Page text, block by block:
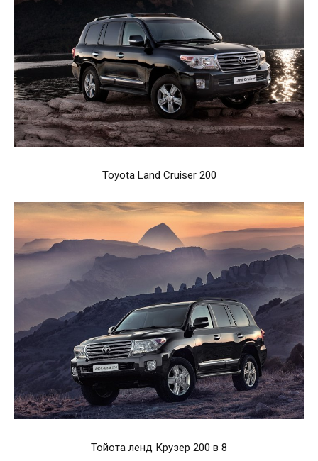
Toyota Land Cruiser 200
Тойота ленд Крузер 200 в 8